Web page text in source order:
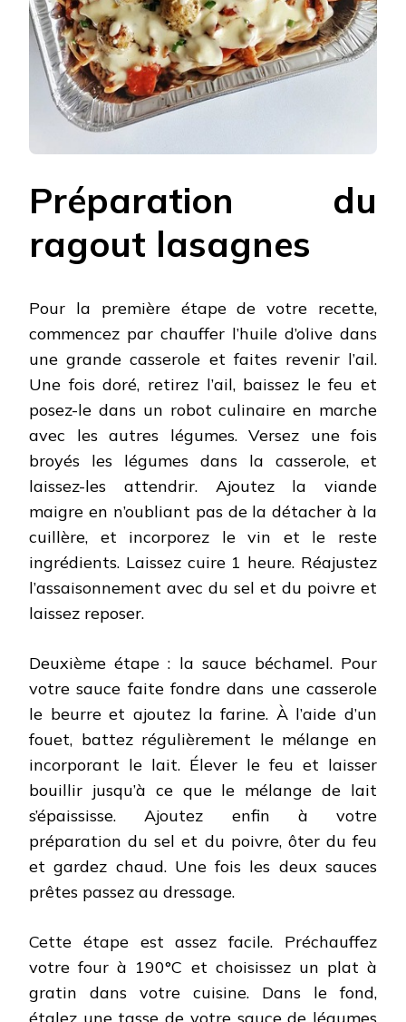
Préparation du
ragout lasagnes
Pour la première étape de votre recette,
commencez par chauffer l’huile d’olive dans
une grande casserole et faites revenir l’ail.
Une fois doré, retirez l’ail, baissez le feu et
posez-le dans un robot culinaire en marche
avec les autres légumes. Versez une fois
broyés les légumes dans la casserole, et
laissez-les attendrir. Ajoutez la viande
maigre en n’oubliant pas de la détacher à la
cuillère, et incorporez le vin et le reste
ingrédients. Laissez cuire 1 heure. Réajustez
l’assaisonnement avec du sel et du poivre et
laissez reposer.
Deuxième étape : la sauce béchamel. Pour
votre sauce faite fondre dans une casserole
le beurre et ajoutez la farine. À l’aide d’un
fouet, battez régulièrement le mélange en
incorporant le lait. Élever le feu et laisser
bouillir jusqu’à ce que le mélange de lait
s’épaississe. Ajoutez enfin à votre
préparation du sel et du poivre, ôter du feu
et gardez chaud. Une fois les deux sauces
prêtes passez au dressage.
Cette étape est assez facile. Préchauffez
votre four à 190°C et choisissez un plat à
gratin dans votre cuisine. Dans le fond,
étalez une tasse de votre sauce de légumes